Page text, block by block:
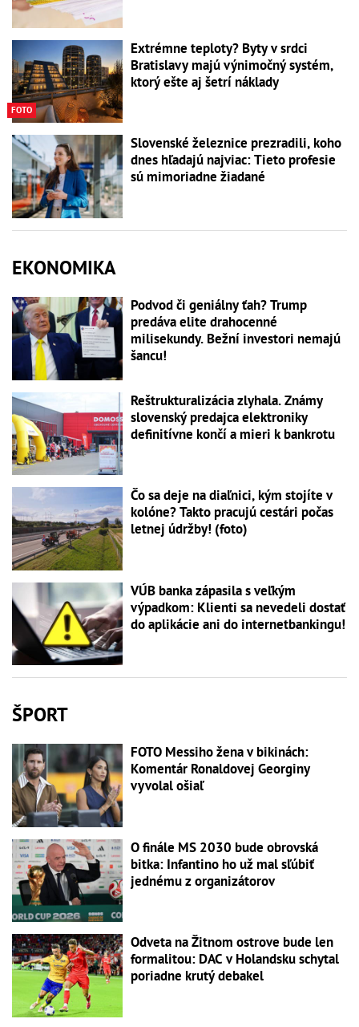
FOTO
Extrémne teploty? Byty v srdci
Bratislavy majú výnimočný systém,
ktorý ešte aj šetrí náklady
Slovenské železnice prezradili, koho
dnes hľadajú najviac: Tieto profesie
sú mimoriadne žiadané
EKONOMIKA
Podvod či geniálny ťah? Trump
predáva elite drahocenné
milisekundy. Bežní investori nemajú
šancu!
Reštrukturalizácia zlyhala. Známy
slovenský predajca elektroniky
definitívne končí a mieri k bankrotu
Čo sa deje na diaľnici, kým stojíte v
kolóne? Takto pracujú cestári počas
letnej údržby! (foto)
VÚB banka zápasila s veľkým
výpadkom: Klienti sa nevedeli dostať
do aplikácie ani do internetbankingu!
ŠPORT
FOTO Messiho žena v bikinách:
Komentár Ronaldovej Georginy
vyvolal ošiaľ
O finále MS 2030 bude obrovská
bitka: Infantino ho už mal sľúbiť
jednému z organizátorov
Odveta na Žitnom ostrove bude len
formalitou: DAC v Holandsku schytal
poriadne krutý debakel